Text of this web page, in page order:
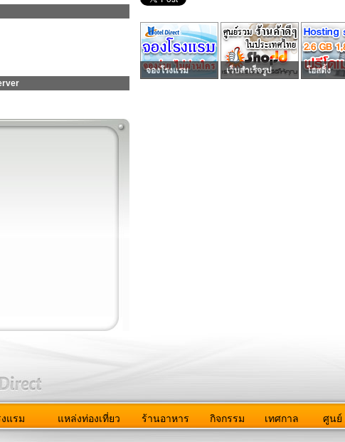
จองโรงแรม เว็บสำเร็จรูป โฮสติ้ง
แรม แหล่งท่องเที่ยว ร้านอาหาร กิจกรรม เทศกาล ศูนย์